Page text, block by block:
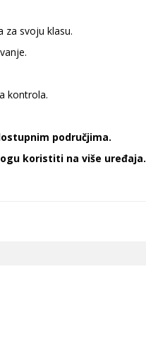
za svoju klasu.
kontrola.
područjima.
koristiti na više uređaja.